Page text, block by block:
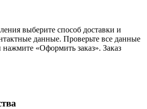
выберите способ доставки и
данные. Проверьте все данные
нажмите «Оформить заказ». Заказ